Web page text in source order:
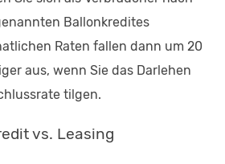
Ballonkredites
Raten fallen dann um 20
aus, wenn Sie das Darlehen
tilgen.
vs. Leasing